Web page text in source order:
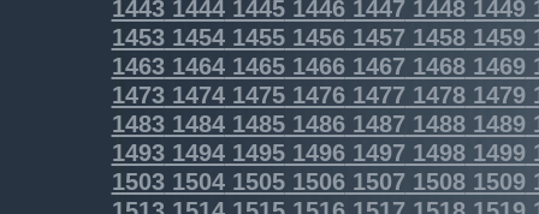
14431444144514461447 14481449
14531454145514561457 14581459
14631464146514661467 14681469
14731474147514761477 14781479
14831484148514861487 14881489
14931494149514961497 14981499
15031504150515061507 15081509